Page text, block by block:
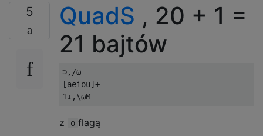
5 QuadS , 20 + 1 =
21 bajtów
⊃,/⍵
[aeiou]+
1 ↓, \⍵M
z o flagą